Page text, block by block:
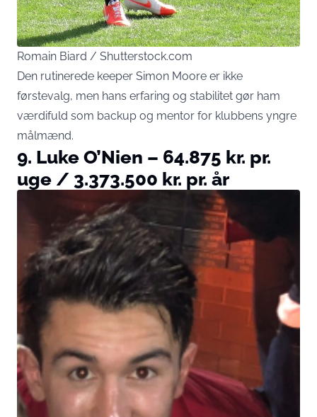
Romain Biard / Shutterstock.com
Den rutinerede keeper Simon Moore er ikke
førstevalg, men hans erfaring og stabilitet gør ham
værdifuld som backup og mentor for klubbens yngre
målmænd.
9. Luke O’Nien – 64.875 kr. pr.
uge / 3.373.500 kr. pr. år